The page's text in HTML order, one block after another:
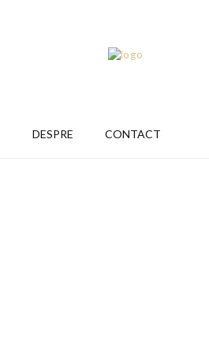
DESPRE CONTACT